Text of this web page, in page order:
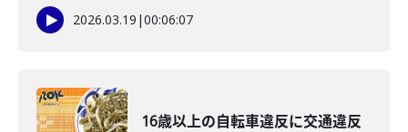
2026.03.19 |00:06:07
16歳以上の自転車違反に交通違反